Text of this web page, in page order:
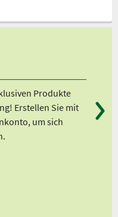
Produkte
Erstellen Sie mit
um sich
Ab